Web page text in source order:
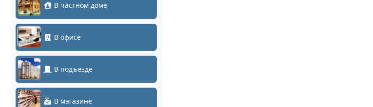
В частном доме
В офисе
В подъезде
В магазине